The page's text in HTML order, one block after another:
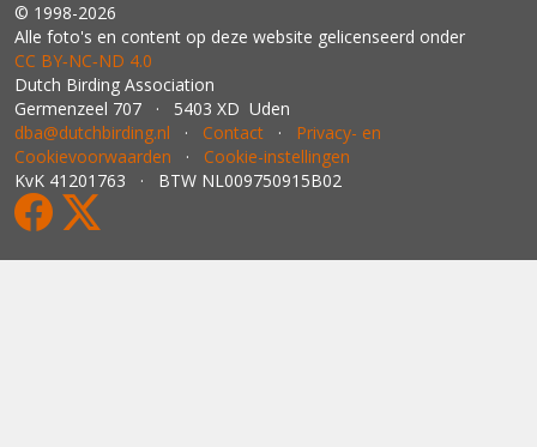
© 1998-2026
Alle foto's en content op deze website gelicenseerd onder
CC BY‑NC‑ND 4.0
Dutch Birding Association
Germenzeel 707 · 5403 XD Uden
dba@dutchbirding.nl · Contact · Privacy- en
Cookievoorwaarden · Cookie-instellingen
KvK 41201763 · BTW NL009750915B02